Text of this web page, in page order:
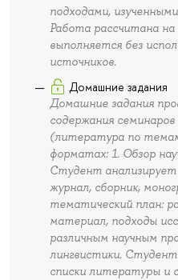
подходами,
Работа рассчитана
выполняется без
источников.
Домашние задания
Домашние задания
содержания
(литература по
форматах: 1. Обзор
Студент
журнал, сборник,
тематический план:
материал, подходы
различным научным
лингвистики.
списки литературы и